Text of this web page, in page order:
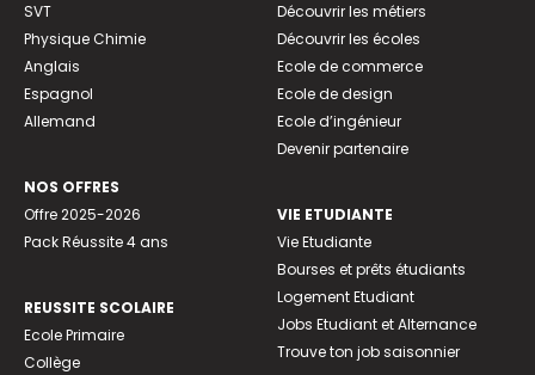
SVT
Physique Chimie
Anglais
Espagnol
Allemand
NOS OFFRES
Offre 2025-2026
Pack Réussite 4 ans
REUSSITE SCOLAIRE
Ecole Primaire
Collège
Découvrir les métiers
Découvrir les écoles
Ecole de commerce
Ecole de design
Ecole d’ingénieur
Devenir partenaire
VIE ETUDIANTE
Vie Etudiante
Bourses et prêts étudiants
Logement Etudiant
Jobs Etudiant et Alternance
Trouve ton job saisonnier